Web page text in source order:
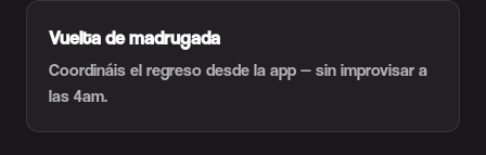
Vuelta de madrugada
Coordináis el regreso desde la app — sin improvisar a
las 4am.